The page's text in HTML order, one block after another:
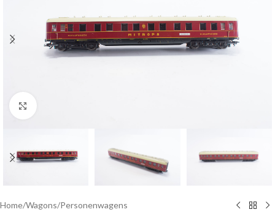
Home/Wagons/Personenwagens